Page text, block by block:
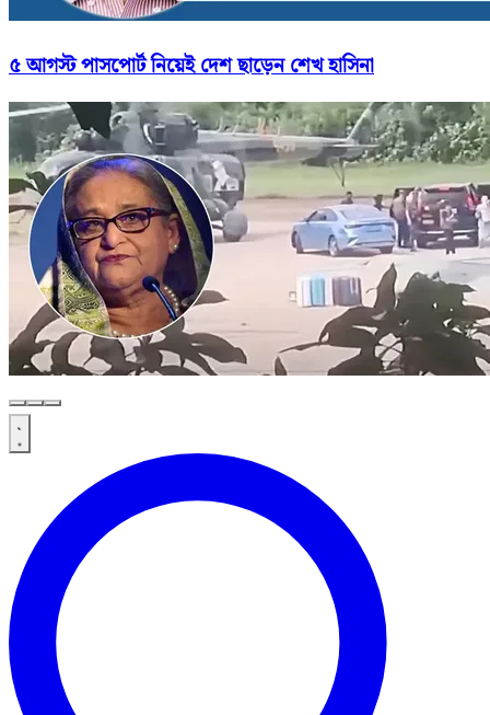
৫ আগস্ট পাসপোর্ট নিয়েই দেশ ছাড়েন শেখ হাসিনা